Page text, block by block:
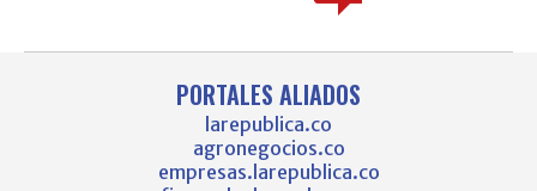
PORTALES ALIADOS
larepublica.co
agronegocios.co
empresas.larepublica.co